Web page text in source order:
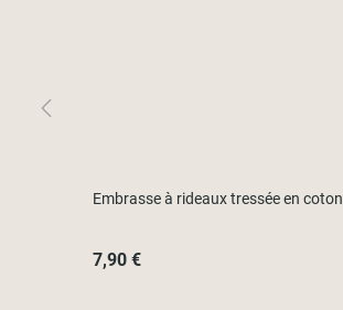
Embrasse à rideaux tressée en coton
7,90 €